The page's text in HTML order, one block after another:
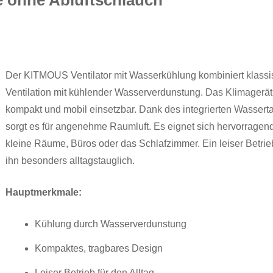
Der KITMOUS Ventilator mit Wasserkühlung kombiniert
Ventilation mit kühlender Wasserverdunstung. Das
kompakt und mobil einsetzbar. Dank des integrierten
sorgt es für angenehme Raumluft. Es eignet sich
kleine Räume, Büros oder das Schlafzimmer. Ein leiser
ihn besonders alltagstauglich.
Hauptmerkmale:
Kühlung durch Wasserverdunstung
Kompaktes, tragbares Design